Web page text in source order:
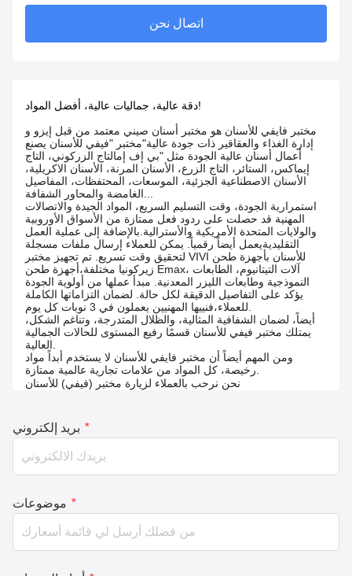
اتصال نحن
دقة عالية، جماليات عالية، أفضل المواد!
مختبر فايفي للأسنان هو مختبر أسنان صيني معتمد من قبل إيزو و
إدارة الغذاء والعقاقير ذات جودة عالية"مختبر "فيفي للأسنان يصنع
أعمال أسنان عالية الجودة مثل "بي إف إمالتاج الزركوني، التاج
إيماكس، الستائر، التاج الزرع، الأسنان المرنة، الأسنان الاكريلية،
الأسنان الاصطناعية الجزئية، الموسعات، المحتفظات، المفاصيل
استمرارية الجودة، وقت التسليم السريع، المواد الجيدة والاتصالات
المهنية قد حصلت على ردود فعل ممتازة من الأسواق الأوروبية
والولايات المتحدة الأمريكية والأسترالية.بالإضافة إلى عملية العمل
التقليديةيعمل أيضاً رقمياً. يمكن للعملاء إرسال ملفات مسجلة
لتحقيق وقت تسريع. تم تجهيز مختبر VIVI للأسنان بأجهزة طحن
زيركونيا مختلفة،أجهزة طحن Emax، آلات التيتانيوم، الطابعات
النموذجية وطابعات الليزر المعدنية. مبدأ عملها من أولوية الجودة
يؤكد على التفاصيل الدقيقة لكل حالة. لضمان التزاماتها الكاملة
أيضاً، لضمان الشفافية المثالية، والظلال المتدرجة، وتناغم الشكل،
يمتلك مختبر فيفي للأسنان قسمًا رفيع المستوى للحالات الجمالية
ومن المهم أيضاً أن مختبر فايفي للأسنان لا يستخدم أبداً مواد
نحن نرحب بالعملاء لزيارة مختبر (فيفي) للأسنان
بريد إلكتروني *
موضوعات *